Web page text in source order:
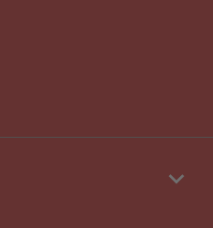
keyboard_arrow_down